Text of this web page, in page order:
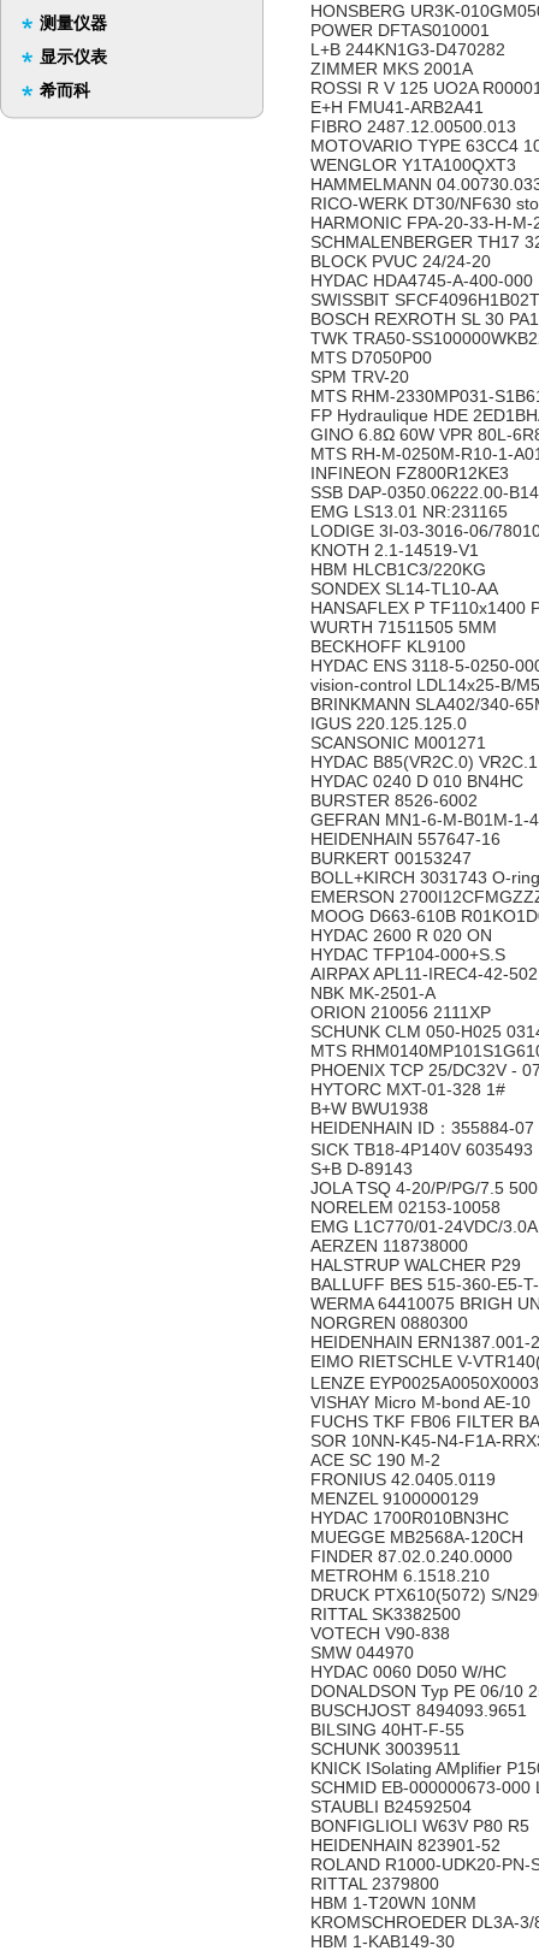
测量仪器
显示仪表
希而科
HONSBERG UR3K-
POWER DFTAS010001
L+B 244KN1G3-D470282
ZIMMER MKS 2001A
ROSSI R V 125 UO2A
E+H FMU41-ARB2A41
FIBRO 2487.12.00500.013
MOTOVARIO TYPE 63CC4
WENGLOR Y1TA100QXT3
HAMMELMANN
RICO-WERK DT30/NF630
HARMONIC FPA-20-33-H-M-
SCHMALENBERGER TH17
BLOCK PVUC 24/24-20
HYDAC HDA4745-A-400-000
SWISSBIT
BOSCH REXROTH SL 30
TWK TRA50-
MTS D7050P00
SPM TRV-20
MTS RHM-2330MP031-
FP Hydraulique HDE
GINO 6.8Ω 60W VPR 80L-
MTS RH-M-0250M-R10-1-
INFINEON FZ800R12KE3
SSB DAP-0350.06222.00-B14
EMG LS13.01 NR:231165
LODIGE 3I-03-3016-06/
KNOTH 2.1-14519-V1
HBM HLCB1C3/220KG
SONDEX SL14-TL10-AA
HANSAFLEX P TF110x1400
WURTH 71511505 5MM
BECKHOFF KL9100
HYDAC ENS 3118-5-0250-
vision-control LDL14x25-B/
BRINKMANN SLA402/340-
IGUS 220.125.125.0
SCANSONIC M001271
HYDAC B85(VR2C.0) VR2C.1
HYDAC 0240 D 010 BN4HC
BURSTER 8526-6002
GEFRAN MN1-6-M-B01M-1-
HEIDENHAIN 557647-16
BURKERT 00153247
BOLL+KIRCH 3031743 O-ring
EMERSON
MOOG D663-610B
HYDAC 2600 R 020 ON
HYDAC TFP104-000+S.S
AIRPAX APL11-IREC4-42-
NBK MK-2501-A
ORION 210056 2111XP
SCHUNK CLM 050-H025
MTS
PHOENIX TCP 25/DC32V -
HYTORC MXT-01-328 1#
B+W BWU1938
HEIDENHAIN ID：355884-07
SICK TB18-4P140V 6035493
S+B D-89143
JOLA TSQ 4-20/P/PG/7.5
NORELEM 02153-10058
EMG L1C770/01-24VDC/3.0A
AERZEN 118738000
HALSTRUP WALCHER P29
BALLUFF BES 515-360-E5-
WERMA 64410075 BRIGH
NORGREN 0880300
HEIDENHAIN
EIMO RIETSCHLE V-
LENZE
VISHAY Micro M-bond AE-10
FUCHS TKF FB06 FILTER
SOR 10NN-K45-N4-F1A-
ACE SC 190 M-2
FRONIUS 42.0405.0119
MENZEL 9100000129
HYDAC 1700R010BN3HC
MUEGGE MB2568A-120CH
FINDER 87.02.0.240.0000
METROHM 6.1518.210
DRUCK PTX610(5072) S/
RITTAL SK3382500
VOTECH V90-838
SMW 044970
HYDAC 0060 D050 W/HC
DONALDSON Typ PE 06/10
BUSCHJOST 8494093.9651
BILSING 40HT-F-55
SCHUNK 30039511
KNICK ISolating AMplifier
SCHMID EB-000000673-000
STAUBLI B24592504
BONFIGLIOLI W63V P80 R5
HEIDENHAIN 823901-52
ROLAND R1000-UDK20-PN-
RITTAL 2379800
HBM 1-T20WN 10NM
KROMSCHROEDER DL3A-
HBM 1-KAB149-30